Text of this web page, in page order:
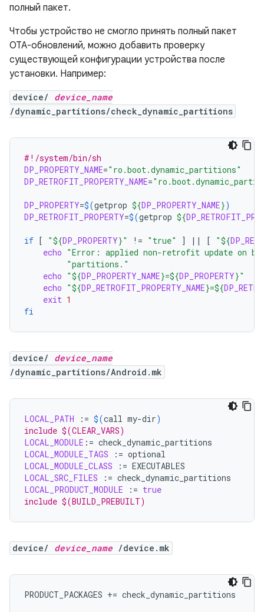
полный пакет.
Чтобы устройство не смогло принять полный пакет
OTA-обновлений, можно добавить проверку
существующей конфигурации устройства после
установки. Например:
device/ device_name
/dynamic_partitions/check_dynamic_partitions
#!/system/bin/sh
DP_PROPERTY_NAME="ro.boot.dynamic_partitions"
DP_RETROFIT_PROPERTY_NAME=
DP_PROPERTY=$(getprop ${DP_PROPERTY_NAME})
DP_RETROFIT_PROPERTY=$(getprop ${
if [ "${DP_PROPERTY}" ! = "true" ] || [ "${
echo "Error: applied non-retrofit update on
"partitions."
echo "${DP_PROPERTY_NAME}=${DP_PROPERTY}"
echo "${DP_RETROFIT_PROPERTY_NAME}=${
exit 1
fi
device/ device_name
/dynamic_partitions/Android.mk
LOCAL_PATH := $(call my-dir)
include $(CLEAR_VARS)
LOCAL_MODULE :=
LOCAL_MODULE_TAGS
:=
LOCAL_MODULE_CLASS
:=
LOCAL_SRC_FILES
:=
LOCAL_PRODUCT_MODULE
:= true
include $(BUILD_PREBUILT)
device/ device_name /device.mk
PRODUCT_PACKAGES += check_dynamic_partitions